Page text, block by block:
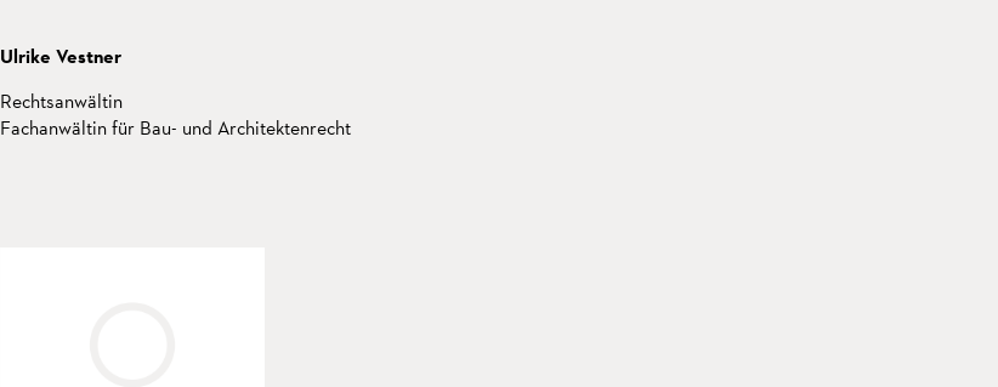
Ulrike Vestner
Rechtsanwältin
Fachanwältin für Bau- und Architektenrecht